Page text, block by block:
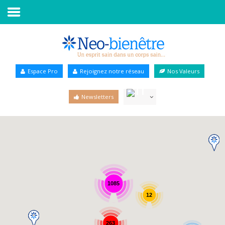
Annuaire Bien-être
Espace Pro Rejoignez notre réseau Nos Valeurs
Newsletters
1085
263
12